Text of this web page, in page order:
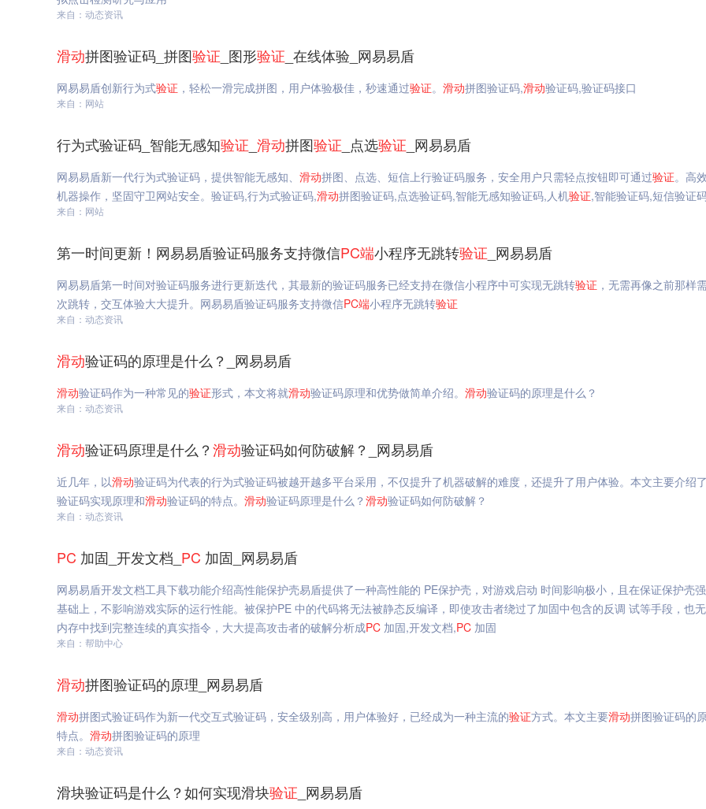
来自：动态资讯
滑动拼图验证码_拼图验证 _图形验证 _在线体验_网易易盾
网易易盾创新行为式验证 ，轻松一滑完成拼图，用户体验极佳，秒速通过验证。 滑动拼图验证码,滑动验证码,验证码接口
来自：网站
行为式验证码_智能无感知验证 滑动拼图验证 _点选验证 _网易易盾
网易易盾新一代行为式验证码，提供智能无感知、 滑动拼图、点选、短信上行验证码服务，安全用户只需轻点按钮即可通过验证。高
机器操作，坚固守卫网站安全。验证码,行为式验证码,滑动拼图验证码,点选验证码,智能无感知验证码,人机验证,智能验证码,短信验证
来自：网站
第一时间更新！网易易盾验证码服务支持微信PC端小程序无跳转验证 _网易易盾
网易易盾第一时间对验证码服务进行更新迭代，其最新的验证码服务已经支持在微信小程序中可实现无跳转验证 ，无需再像之前那样
次跳转，交互体验大大提升。网易易盾验证码服务支持微信PC端小程序无跳转验证
来自：动态资讯
滑动验证码的原理是什么？_网易易盾
滑动验证码作为一种常见的验证形式，本文将就滑动验证码原理和优势做简单介绍。 滑动验证码的原理是什么？
来自：动态资讯
滑动验证码原理是什么？滑动验证码如何防破解？_网易易盾
近几年，以滑动验证码为代表的行为式验证码被越开越多平台采用，不仅提升了机器破解的难度，还提升了用户体验。本文主要介绍了
验证码实现原理和滑动验证码的特点。 滑动验证码原理是什么？ 滑动验证码如何防破解？
来自：动态资讯
PC 加固_开发文档_ PC 加固_网易易盾
网易易盾开发文档工具下载功能介绍高性能保护壳易盾提供了一种高性能的 PE保护壳，对游戏启动 时间影响极小，且在保证保护壳
基础上，不影响游戏实际的运行性能。被保护PE 中的代码将无法被静态反编译，即使攻击者绕过了加固中包含的反调 试等手段，也
内存中找到完整连续的真实指令，大大提高攻击者的破解分析成PC 加固,开发文档,PC 加固
来自：帮助中心
滑动拼图验证码的原理_网易易盾
滑动拼图式验证码作为新一代交互式验证码，安全级别高，用户体验好，已经成为一种主流的验证方式。本文主要滑动拼图验证码的
特点。 滑动拼图验证码的原理
来自：动态资讯
滑块验证码是什么？如何实现滑块验证 _网易易盾